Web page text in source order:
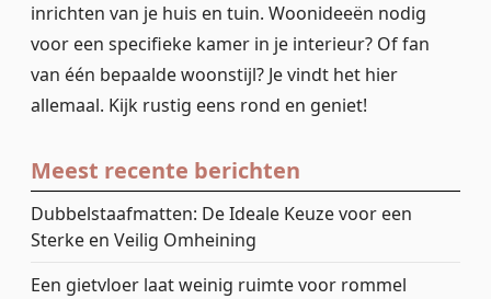
inrichten van je huis en tuin. Woonideeën nodig
voor een specifieke kamer in je interieur? Of fan
van één bepaalde woonstijl? Je vindt het hier
allemaal. Kijk rustig eens rond en geniet!
Meest recente berichten
Dubbelstaafmatten: De Ideale Keuze voor een
Sterke en Veilig Omheining
Een gietvloer laat weinig ruimte voor rommel